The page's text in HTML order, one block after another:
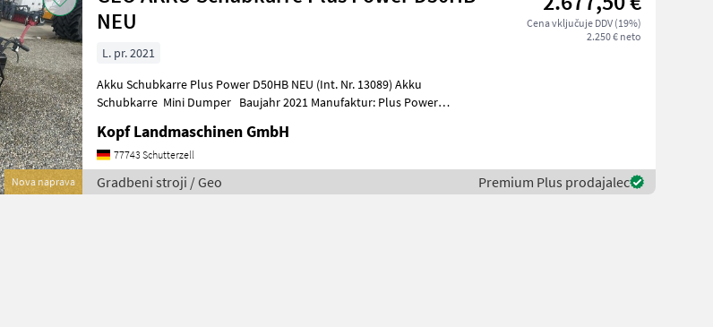
Nova naprava
NEU
Cena vključuje DDV (19%)
2.250 € neto
L. pr. 2021
Akku Schubkarre Plus Power D50HB NEU (Int. Nr. 13089) Akku
Schubkarre Mini Dumper Baujahr 2021 Manufaktur: Plus Power
Kopf Landmaschinen GmbH
77743 Schutterzell
Gradbeni stroji / Geo Premium Plus prodajalec